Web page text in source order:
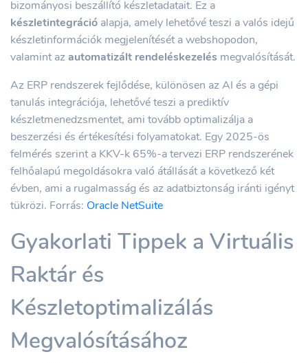
bizományosi beszállító készletadatait. Ez a
készletintegráció alapja, amely lehetővé teszi a valós idejű
készletinformációk megjelenítését a webshopodon,
valamint azautomatizált rendeléskezelés megvalósítását.
Az ERP rendszerek fejlődése, különösen az AI és a gépi
tanulás integrációja, lehetővé teszi a prediktív
készletmenedzsmentet, ami tovább optimalizálja a
beszerzési és értékesítési folyamatokat. Egy 2025-ös
felmérés szerint a KKV-k 65%-a tervezi ERP rendszerének
felhőalapú megoldásokra való átállását a következő két
évben, ami a rugalmasság és az adatbiztonság iránti igényt
tükrözi. Forrás: Oracle NetSuite
Gyakorlati Tippek a Virtuális
Raktár és
Készletoptimalizálás
Megvalósításához